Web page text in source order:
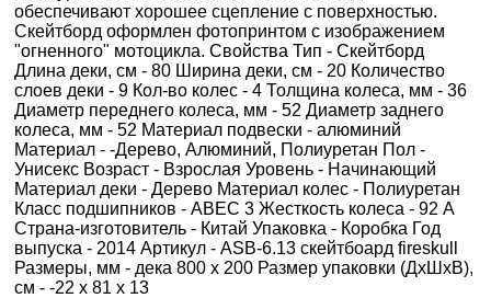
обеспечивают хорошее сцепление с поверхностью.
Скейтборд оформлен фотопринтом с изображением
"огненного" мотоцикла. Свойства Тип - Скейтборд
Длина деки, см - 80 Ширина деки, см - 20 Количество
слоев деки - 9 Кол-во колес - 4 Толщина колеса, мм - 36
Диаметр переднего колеса, мм - 52 Диаметр заднего
колеса, мм - 52 Материал подвески - алюминий
Материал - -Дерево, Алюминий, Полиуретан Пол -
Унисекс Возраст - Взрослая Уровень - Начинающий
Материал деки - Дерево Материал колес - Полиуретан
Класс подшипников - ABEC 3 Жесткость колеса - 92 А
Страна-изготовитель - Китай Упаковка - Коробка Год
выпуска - 2014 Артикул - ASB-6.13 скейтбоард fireskull
Размеры, мм - дека 800 x 200 Размер упаковки (ДхШхВ),
см - -22 x 81 x 13